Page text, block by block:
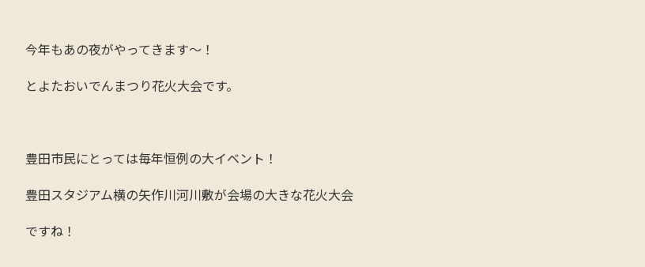
今年もあの夜がやってきます～！
とよたおいでんまつり花火大会です。
豊田市民にとっては毎年恒例の大イベント！
豊田スタジアム横の矢作川河川敷が会場の大きな花火大会
ですね！